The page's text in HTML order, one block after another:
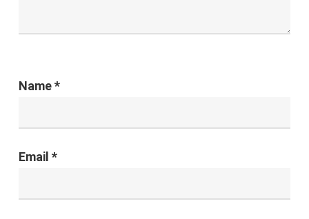
Name*
Email *